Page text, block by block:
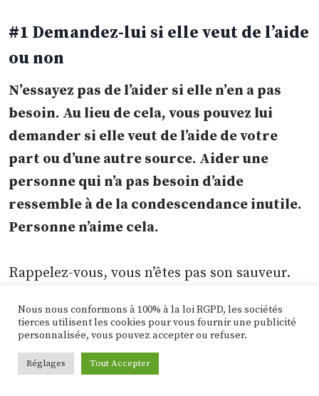
#1 Demandez-lui si elle veut de l’aide
ou non
N’essayez pas de l’aider si elle n’en a pas
besoin. Au lieu de cela, vous pouvez lui
demander si elle veut de l’aide de votre
part ou d’une autre source. Aider une
personne qui n’a pas besoin d’aide
ressemble à de la condescendance inutile.
Personne n’aime cela.
Rappelez-vous, vous n’êtes pas son sauveur.
vous à ses côtés lorsqu’elle affronte ses
démons. Elle vous demandera certainement
de l’aide quand elle en aura besoin. En
Nous nous conformons à 100% à la loi RGPD, les sociétés
tierces utilisent les cookies pour vous fournir une publicité
personnalisée, vous pouvez accepter ou refuser.
Réglages Tout Accepter